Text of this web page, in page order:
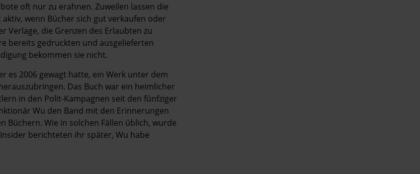
oft nur zu erahnen. Zuweilen lassen die
wenn Bücher sich gut verkaufen oder
Verlage, die Grenzen des Erlaubten zu
bereits gedruckten und ausgelieferten
bekommen sie nicht.
es 2006 gewagt hatte, ein Werk unter dem
Das Buch war ein heimlicher
in den Polit-Kampagnen seit den fünf­ziger
Wu den Band mit den Erinnerungen
Büchern. Wie in solchen Fällen üblich, wurde
berichteten ihr später, Wu habe